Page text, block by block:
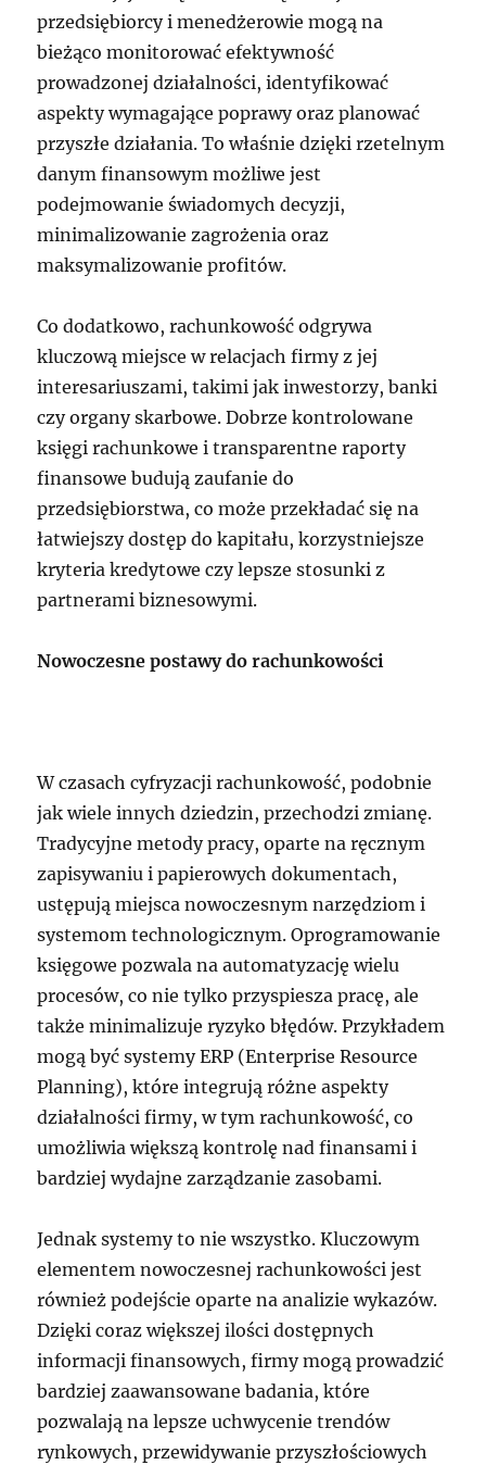
przedsiębiorcy i menedżerowie mogą na
bieżąco monitorować efektywność
prowadzonej działalności, identyfikować
aspekty wymagające poprawy oraz planować
przyszłe działania. To właśnie dzięki rzetelnym
danym finansowym możliwe jest
podejmowanie świadomych decyzji,
minimalizowanie zagrożenia oraz
maksymalizowanie profitów.
Co dodatkowo, rachunkowość odgrywa
kluczową miejsce w relacjach firmy z jej
interesariuszami, takimi jak inwestorzy, banki
czy organy skarbowe. Dobrze kontrolowane
księgi rachunkowe i transparentne raporty
finansowe budują zaufanie do
przedsiębiorstwa, co może przekładać się na
łatwiejszy dostęp do kapitału, korzystniejsze
kryteria kredytowe czy lepsze stosunki z
partnerami biznesowymi.
Nowoczesne postawy do rachunkowości
W czasach cyfryzacji rachunkowość, podobnie
jak wiele innych dziedzin, przechodzi zmianę.
Tradycyjne metody pracy, oparte na ręcznym
zapisywaniu i papierowych dokumentach,
ustępują miejsca nowoczesnym narzędziom i
systemom technologicznym. Oprogramowanie
księgowe pozwala na automatyzację wielu
procesów, co nie tylko przyspiesza pracę, ale
także minimalizuje ryzyko błędów. Przykładem
mogą być systemy ERP (Enterprise Resource
Planning), które integrują różne aspekty
działalności firmy, w tym rachunkowość, co
umożliwia większą kontrolę nad finansami i
bardziej wydajne zarządzanie zasobami.
Jednak systemy to nie wszystko. Kluczowym
elementem nowoczesnej rachunkowości jest
również podejście oparte na analizie wykazów.
Dzięki coraz większej ilości dostępnych
informacji finansowych, firmy mogą prowadzić
bardziej zaawansowane badania, które
pozwalają na lepsze uchwycenie trendów
rynkowych, przewidywanie przyszłościowych